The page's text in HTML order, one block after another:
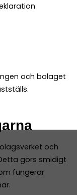
och bolaget
och
görs smidigt
fungerar